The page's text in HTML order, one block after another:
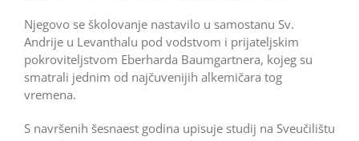
Njegovo se školovanje nastavilo u samostanu Sv.
Andrije u Levanthalu pod vodstvom i prijateljskim
pokroviteljstvom Eberharda Baumgartnera, kojeg su
smatrali jednim od najčuvenijih alkemičara tog
vremena.
S navršenih šesnaest godina upisuje studij na Sve­učilištu